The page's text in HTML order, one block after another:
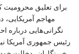
برای تعلیق محرومیت
مهاجم آمریکایی،
نگرانی‌هایی درباره
رئیس جمهوری آمریکا